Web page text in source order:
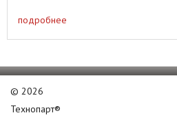
подробнее
© 2026
Технопарт®